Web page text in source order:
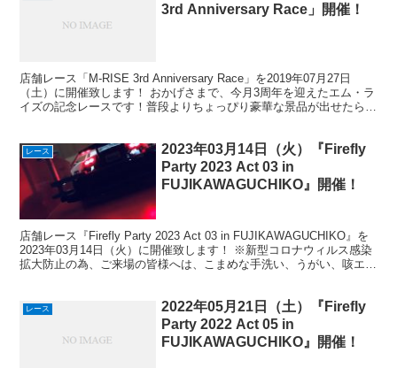
3rd Anniversary Race」開催！
店舗レース「M-RISE 3rd Anniversary Race」を2019年07月27日
（土）に開催致します！ おかげさまで、今月3周年を迎えたエム・ラ
イズの記念レースです！普段よりちょっぴり豪華な景品が出せたら良
レース
2023年03月14日（火）『Firefly
Party 2023 Act 03 in
FUJIKAWAGUCHIKO』開催！
店舗レース『Firefly Party 2023 Act 03 in FUJIKAWAGUCHIKO』を
2023年03月14日（火）に開催致します！ ※新型コロナウィルス感染
拡大防止の為、ご来場の皆様へは、こまめな手洗い、うがい、咳エチ
レース
2022年05月21日（土）『Firefly
Party 2022 Act 05 in
FUJIKAWAGUCHIKO』開催！